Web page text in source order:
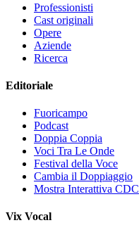
Professionisti
Cast originali
Opere
Aziende
Ricerca
Editoriale
Fuoricampo
Podcast
Doppia Coppia
Voci Tra Le Onde
Festival della Voce
Cambia il Doppiaggio
Mostra Interattiva CDC
Vix Vocal